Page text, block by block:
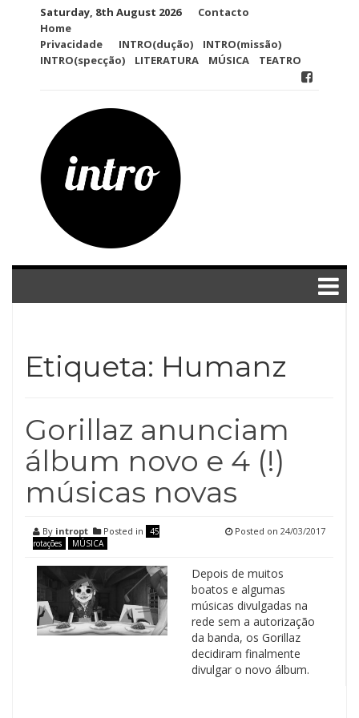
Saturday, 8th August 2026
Contacto
Home
Privacidade
INTRO(dução)
INTRO(missão)
INTRO(specção)
LITERATURA MÚSICA TEATRO
Etiqueta: Humanz
Gorillaz anunciam
álbum novo e 4 (!)
músicas novas
By intropt Posted in
45
rotações
MÚSICA
Posted on 24/03/2017
Depois de muitos
boatos e algumas
músicas divulgadas na
rede sem a autorização
da banda, os Gorillaz
decidiram finalmente
divulgar o novo álbum.